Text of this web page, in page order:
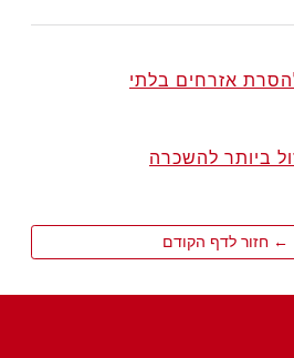
אזרחים בלתי
ביותר להשכרה
← חזור לדף הקודם